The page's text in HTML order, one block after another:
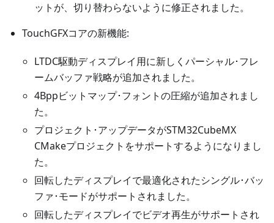
ットが、切り替わらないように修正されました。
TouchGFXコアの新機能:
LTDC駆動ディスプレイ用に新しくパーシャル･フレ
ームバッファ戦略が追加されました。
4Bppビットマップ･フォントの圧縮が追加されまし
た。
プロジェクト･アップデータがSTM32CubeMX
CMakeプロジェクトをサポートするようになりまし
た。
回転したディスプレイで最適化されたシングル･バッ
ファ･モードがサポートされました。
回転したディスプレイでビデオ再生がサポートされ